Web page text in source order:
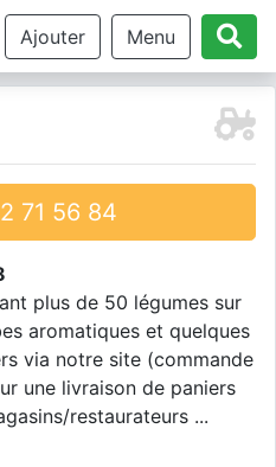
Ajouter Menu
56 84
plus de 50 légumes sur
aromatiques et quelques
via notre site (commande
une livraison de paniers
restaurateurs ...